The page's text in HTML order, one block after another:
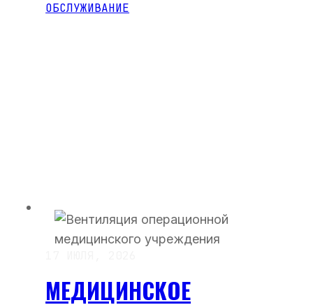
ОБСЛУЖИВАНИЕ
МЕДИЦИНСКОЕ